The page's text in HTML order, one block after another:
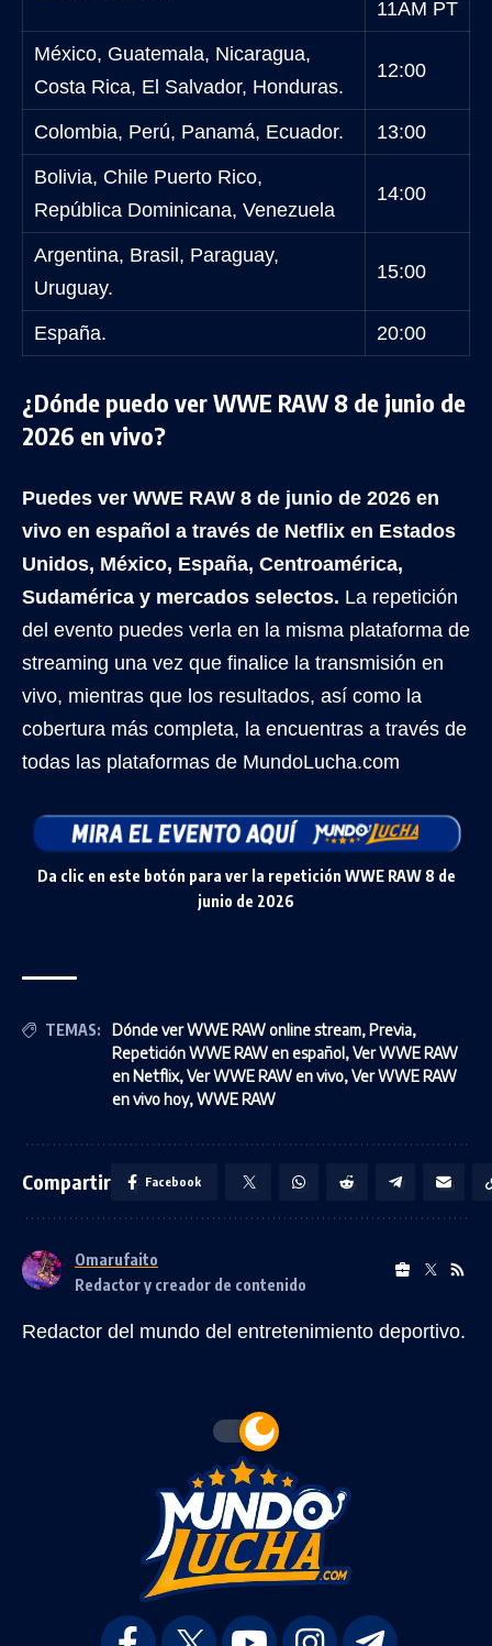
11AM PT
México, Guatemala, Nicaragua,
Costa Rica, El Salvador, Honduras.
12:00
Colombia, Perú, Panamá, Ecuador. 13:00
Bolivia, Chile Puerto Rico,
República Dominicana, Venezuela
14:00
Argentina, Brasil, Paraguay,
Uruguay.
15:00
España. 20:00
¿Dónde puedo ver WWE RAW 8 de junio de
2026 en vivo?
Puedes ver WWE RAW 8 de junio de 2026 en
vivo en español a través de Netflix en Estados
Unidos, México, España, Centroamérica,
Sudamérica y mercados selectos. La repetición
del evento puedes verla en la misma plataforma de
streaming una vez que finalice la transmisión en
vivo, mientras que los resultados, así como la
cobertura más completa, la encuentras a través de
todas las plataformas de MundoLucha.com
Da clic en este botón para ver la repetición WWE RAW 8 de
junio de 2026
TEMAS: Dónde ver WWE RAW online stream,Previa,
Repetición WWE RAW en español,Ver WWE RAW
en Netflix,Ver WWE RAW en vivo,Ver WWE RAW
en vivo hoy,WWE RAW
Compartir Facebook
Omarufaito
Redactor y creador de contenido
Redactor del mundo del entretenimiento deportivo.